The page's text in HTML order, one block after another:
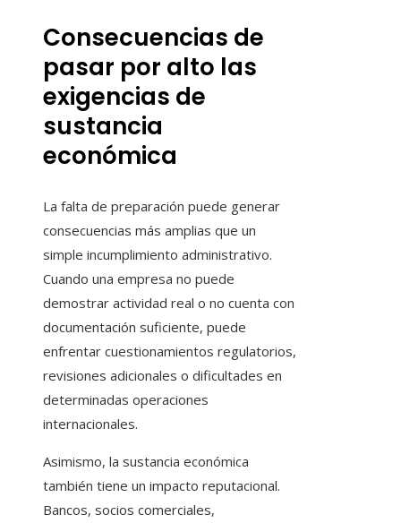
Consecuencias de
pasar por alto las
exigencias de
sustancia
económica
La falta de preparación puede generar
consecuencias más amplias que un
simple incumplimiento administrativo.
Cuando una empresa no puede
demostrar actividad real o no cuenta con
documentación suficiente, puede
enfrentar cuestionamientos regulatorios,
revisiones adicionales o dificultades en
determinadas operaciones
internacionales.
Asimismo, la sustancia económica
también tiene un impacto reputacional.
Bancos, socios comerciales,